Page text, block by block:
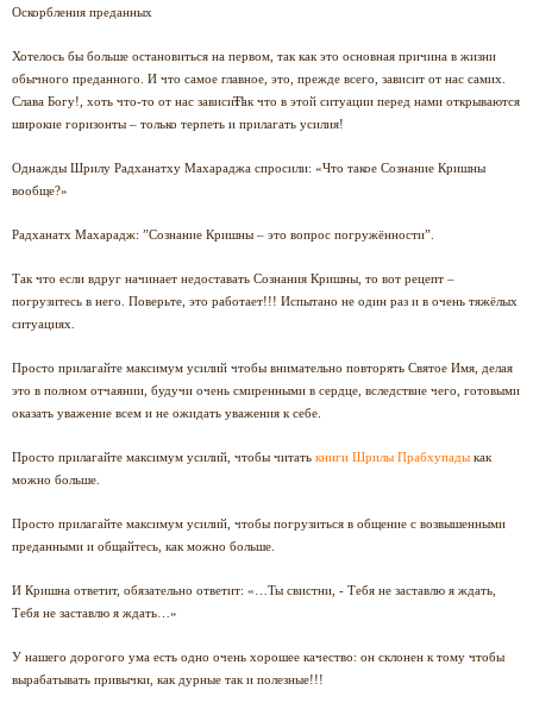
Оскорбления преданных
Хотелось бы больше остановиться на первом, так как это основная причина в жизни
обычного преданного. И что самое главное, это, прежде всего, зависит от нас самих.
Слава Богу!, хоть что-то от нас зависит!Так что в этой ситуации перед нами открываются
широкие горизонты – только терпеть и прилагать усилия!
Однажды Шрилу Радханатху Махараджа спросили: «Что такое Сознание Кришны
вообще?»
Радханатх Махарадж: ”Сознание Кришны – это вопрос погружённости”.
Так что если вдруг начинает недоставать Сознания Кришны, то вот рецепт –
погрузитесь в него. Поверьте, это работает!!! Испытано не один раз и в очень тяжёлых
ситуациях.
Просто прилагайте максимум усилий чтобы внимательно повторять Святое Имя, делая
это в полном отчаянии, будучи очень смиренными в сердце, вследствие чего, готовыми
оказать уважение всем и не ожидать уважения к себе.
Просто прилагайте максимум усилий, чтобы читать книги Шрилы Прабхупады как
можно больше.
Просто прилагайте максимум усилий, чтобы погрузиться в общение с возвышенными
преданными и общайтесь, как можно больше.
И Кришна ответит, обязательно ответит: «…Ты свистни, - Тебя не заставлю я ждать,
Тебя не заставлю я ждать…»
У нашего дорогого ума есть одно очень хорошее качество: он склонен к тому чтобы
вырабатывать привычки, как дурные так и полезные!!!